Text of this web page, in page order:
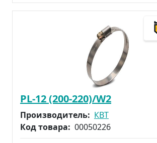
PL-12 (200-220)/W2
Производитель: КВТ
Код товара: 00050226